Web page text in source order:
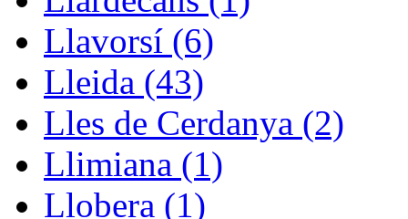
Llavorsí (6)
Lleida (43)
Lles de Cerdanya (2)
Llimiana (1)
Llobera (1)